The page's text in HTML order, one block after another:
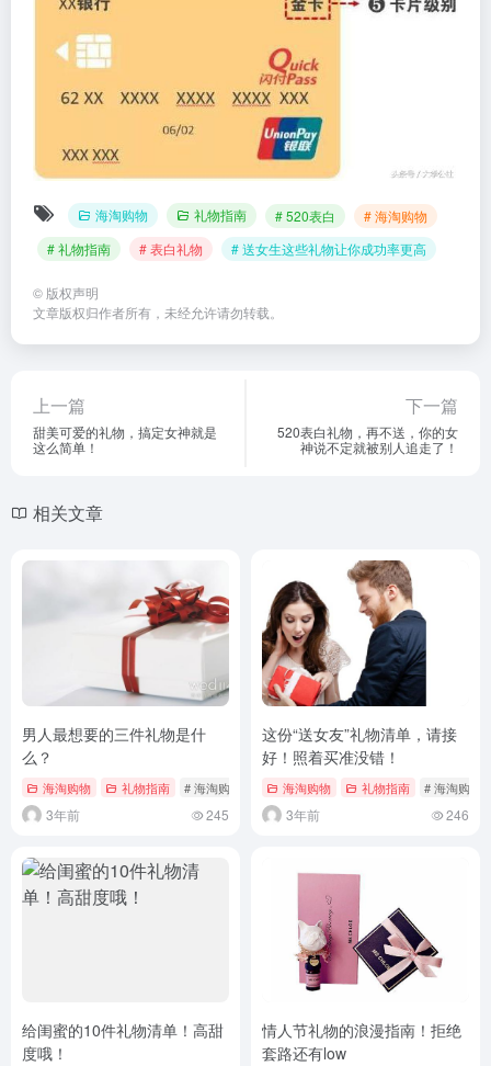
海淘购物 礼物指南 # 520表白
# 海淘购物
# 礼物指南
# 表白礼物 # 送女生这些礼物让你成功率更高
© 版权声明
文章版权归作者所有，未经允许请勿转载。
上一篇
甜美可爱的礼物，搞定女神就是
这么简单！
下一篇
520表白礼物，再不送，你的女
神说不定就被别人追走了！
相关文章
男人最想要的三件礼物是什
么？
海淘购物 礼物指南 # 海淘购物 # 男人最想要的三件礼物是什么？ # 礼物
3年前 245
这份“送女友”礼物清单，请接
好！照着买准没错！
海淘购物 礼物指南 # 海淘购物
3年前 246
给闺蜜的10件礼物清单！高甜
度哦！
情人节礼物的浪漫指南！拒绝
套路还有low